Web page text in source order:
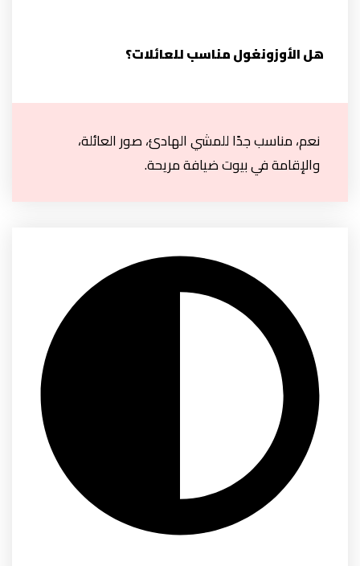
هل الأوزونغول مناسب للعائلات؟
نعم، مناسب جدًا للمشي الهادئ، صور العائلة،
والإقامة في بيوت ضيافة مريحة.